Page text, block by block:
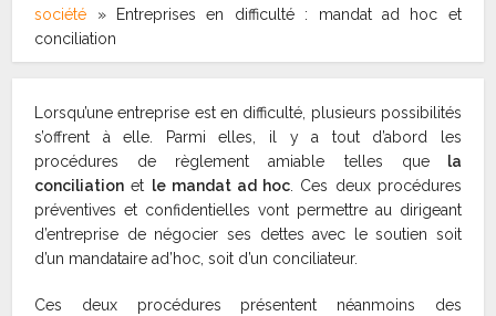
société »
Entreprises en difficulté : mandat ad hoc et
conciliation
Lorsqu’une entreprise est en difficulté, plusieurs possibilités
s’offrent à elle. Parmi elles, il y a tout d’abord les
procédures de règlement amiable telles quela
conciliation et le mandat ad hoc . Ces deux procédures
préventives et confidentielles vont permettre au dirigeant
d’entreprise de négocier ses dettes avec le soutien soit
d’un mandataire ad’hoc, soit d’un conciliateur.
Ces deux procédures présentent néanmoins des